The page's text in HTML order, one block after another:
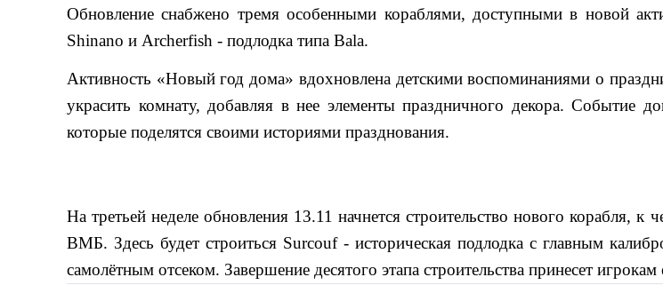
Обновление снабжено тремя особенными кораблями, доступными в новой
Shinano и Archerfish - подлодка типа Bala.
Активность «Новый год дома» вдохновлена детскими воспоминаниями о
украсить комнату, добавляя в нее элементы праздничного декора. Событие
которые поделятся своими историями празднования.
На третьей неделе обновления 13.11 начнется строительство нового корабля,
ВМБ. Здесь будет строиться Surcouf - историческая подлодка с главным
самолётным отсеком. Завершение десятого этапа строительства принесет